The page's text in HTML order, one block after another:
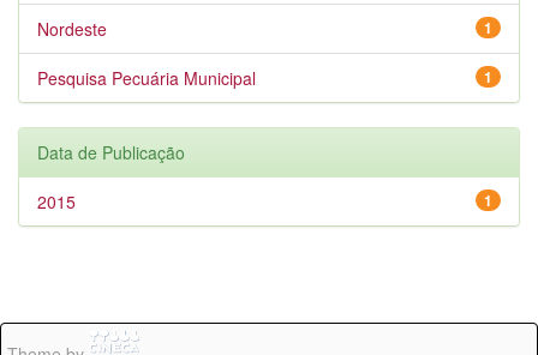
1
Nordeste
1
Pesquisa Pecuária Municipal
Data de Publicação
1
2015